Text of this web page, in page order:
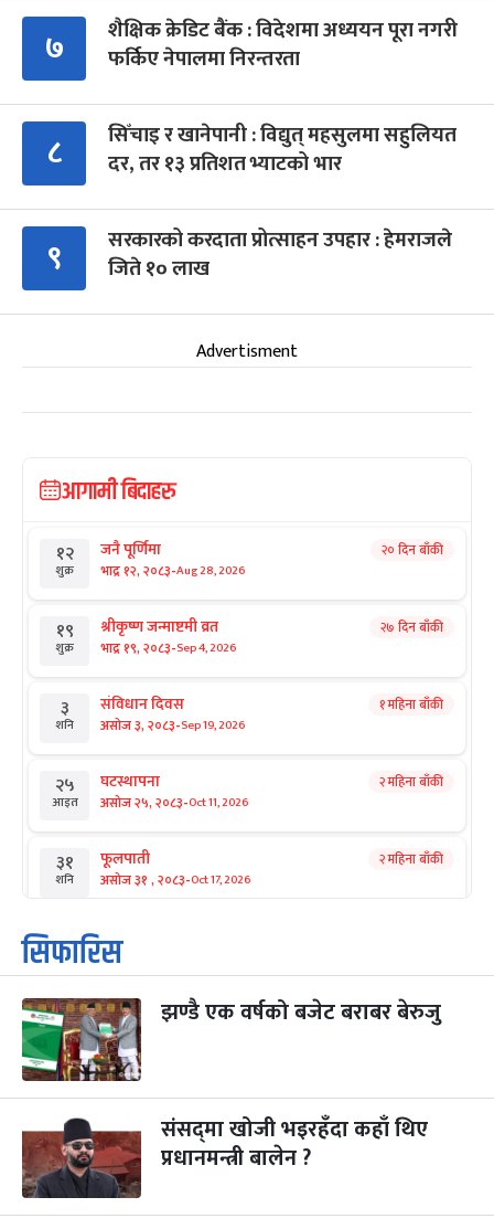
७
शैक्षिक क्रेडिट बैंक : विदेशमा अध्ययन पूरा नगरी
फर्किए नेपालमा निरन्तरता
८
सिँचाइ र खानेपानी : विद्युत् महसुलमा सहुलियत
दर, तर १३ प्रतिशत भ्याटको भार
९
सरकारको करदाता प्रोत्साहन उपहार : हेमराजले
जिते १० लाख
Advertisment
आगामी बिदाहरु
१२
शुक्र
जनै पूर्णिमा
भाद्र १२, २०८३-Aug 28, 2026
२० दिन बाँकी
१९
शुक्र
श्रीकृष्ण जन्माष्टमी व्रत
भाद्र १९, २०८३-Sep 4, 2026
२७ दिन बाँकी
३
शनि
संविधान दिवस
असोज ३, २०८३-Sep 19, 2026
१ महिना बाँकी
२५
आइत
घटस्थापना
असोज २५, २०८३-Oct 11, 2026
२ महिना बाँकी
३१
शनि
फूलपाती
असोज ३१ , २०८३-Oct 17, 2026
२ महिना बाँकी
१
आइत
कार्तिक सङ्क्रान्ति
कार्तिक १, २०८३
३
मंगल
महानवमी
कार्तिक ३, २०८३
२ महिना बाँकी
४
कार्तिक ४, २०८३ Oct 21, 2026
५
बिहि
पापा‌ङ्कुशा एकादशी व्रत
कार्तिक ५, २०८३
सिफारिस
झण्डै एक वर्षको बजेट बराबर बेरुजु
संसद्‌मा खोजी भइरहँदा कहाँ थिए
प्रधानमन्त्री बालेन ?